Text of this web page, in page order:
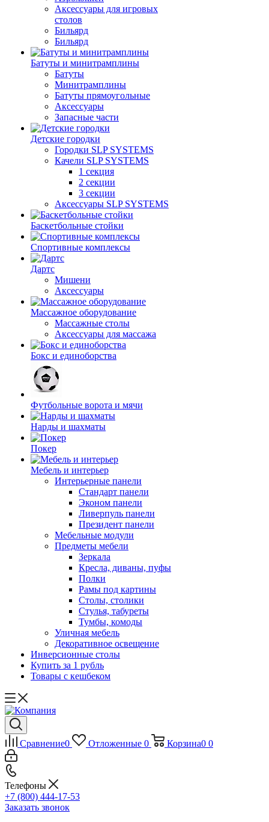
Аксессуары для игровых
столов
Бильяpд
Бильяpд
Батуты и минитрамплины
Батуты
Минитрамплины
Батуты прямоугольные
Аксессуары
Запасные части
Детские городки
Городки SLP SYSTEMS
Качели SLP SYSTEMS
1 секция
2 секции
3 секции
Аксессуары SLP SYSTEMS
Баскетбольные стойки
Спортивные комплексы
Дартс
Мишени
Аксессуары
Массажное оборудование
Массажные столы
Аксессуары для массажа
Бокс и единоборства
Футбольные ворота и мячи
Нарды и шахматы
Покер
Мебель и интерьер
Интерьерные панели
Стандарт панели
Эконом панели
Ливерпуль панели
Президент панели
Мебельные модули
Предметы мебели
Зеркала
Кресла, диваны, пуфы
Полки
Рамы под картины
Столы, столики
Стулья, табуреты
Тумбы, комоды
Уличная мебель
Декоративное освещение
Инверсионные столы
Купить за 1 рубль
Товары с кешбеком
Сравнение0 Отложенные 0 Корзина0 0
Телефоны
+7 (800) 444-17-53
Заказать звонок